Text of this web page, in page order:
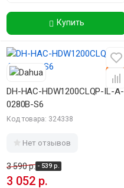
Купить
DH-HAC-HDW1200CLQP-IL-A-
0280B-S6
Код товара: 324338
Нет отзывов
3 590 р. - 539 р.
3 052 р.